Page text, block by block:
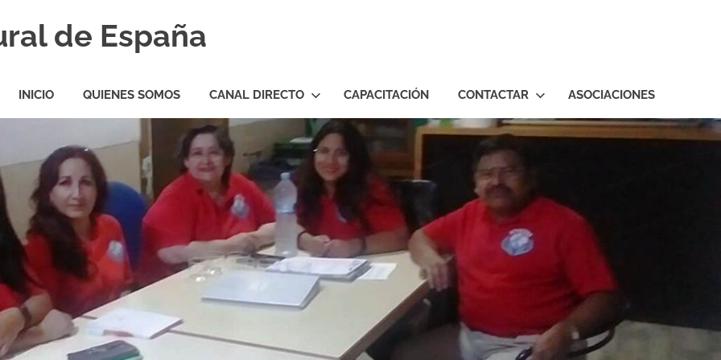
de España
INICIO QUIENES SOMOS CANAL DIRECTO CAPACITACIÓN CONTACTAR ASOCIACIONES